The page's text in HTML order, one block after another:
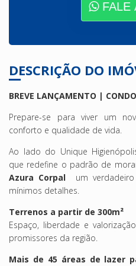
FALE
DESCRIÇÃO DO
BREVE LANÇAMENTO |
Prepare-se para viver um
conforto e qualidade de vida.
Ao lado do Unique
que redefine o padrão de
Azura Corpal um
mínimos detalhes.
Terrenos a partir de 300m²
Espaço, liberdade e
promissores da região.
Mais de 45 áreas de lazer